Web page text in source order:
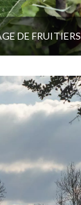
DE FRUITIERS